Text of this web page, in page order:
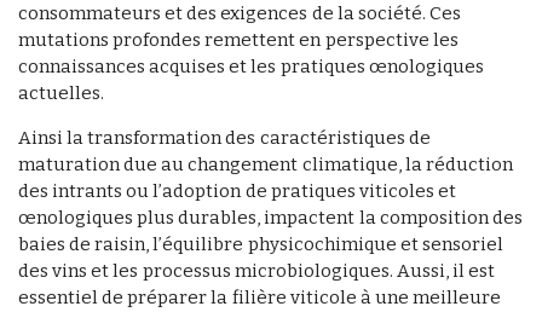
consommateurs et des exigences de la société. Ces
mutations profondes remettent en perspective les
connaissances acquises et les pratiques œnologiques
actuelles.
Ainsi la transformation des caractéristiques de
maturation due au changement climatique, la réduction
des intrants ou l’adoption de pratiques viticoles et
œnologiques plus durables, impactent la composition des
baies de raisin, l’équilibre physicochimique et sensoriel
des vins et les processus microbiologiques. Aussi, il est
essentiel de préparer la filière viticole à une meilleure